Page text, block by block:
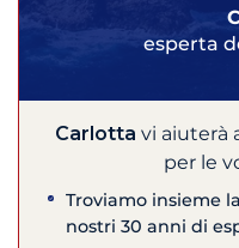
esperta
Carlotta vi aiuterà
per le
Troviamo insieme
nostri 30 anni di